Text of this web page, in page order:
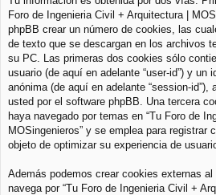
Foro de Ingenieria Civil + Arquitectura |
phpBB crear un número de cookies, las
de texto que se descargan en los archivos
su PC. Las primeras dos cookies sólo
usuario (de aquí en adelante “user-id”) y un
anónima (de aquí en adelante “session-
usted por el software phpBB. Una tercera
haya navegado por temas en “Tu Foro de
MOSingenieros” y se emplea para registrar
objeto de optimizar su experiencia de
Además podemos crear cookies externas
navega por “Tu Foro de Ingenieria Civil +